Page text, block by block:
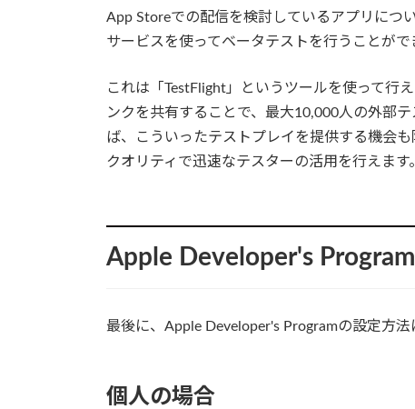
App Storeでの配信を検討しているアプリにつ
サービスを使ってベータテストを行うことがで
これは「TestFlight」というツールを使って行
ンクを共有することで、最大10,000人の外部
ば、こういったテストプレイを提供する機会
クオリティで迅速なテスターの活用を行えます。
Apple Developer's
最後に、Apple Developer's Programの設定方法
個人の場合